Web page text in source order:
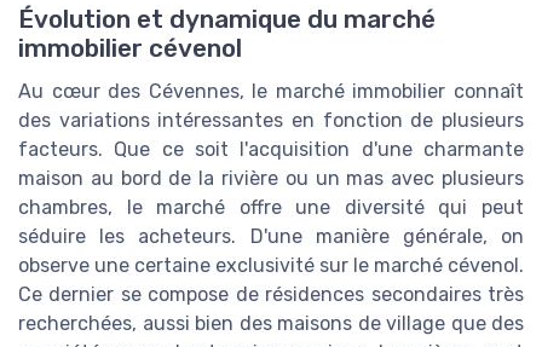
Évolution et dynamique du marché
immobilier cévenol
Au cœur des Cévennes, le marché immobilier connaît
des variations intéressantes en fonction de plusieurs
facteurs. Que ce soit l'acquisition d'une charmante
maison au bord de la rivière ou un mas avec plusieurs
chambres, le marché offre une diversité qui peut
séduire les acheteurs. D'une manière générale, on
observe une certaine exclusivité sur le marché cévenol.
Ce dernier se compose de résidences secondaires très
recherchées, aussi bien des maisons de village que des